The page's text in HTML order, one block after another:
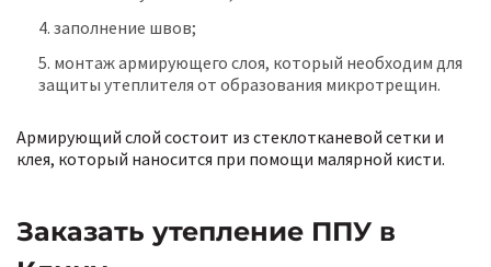
заполнение швов;
монтаж армирующего слоя, который необходим для
защиты утеплителя от образования микротрещин.
Армирующий слой состоит из стеклотканевой сетки и
клея, который наносится при помощи малярной кисти.
Заказать утепление ППУ в